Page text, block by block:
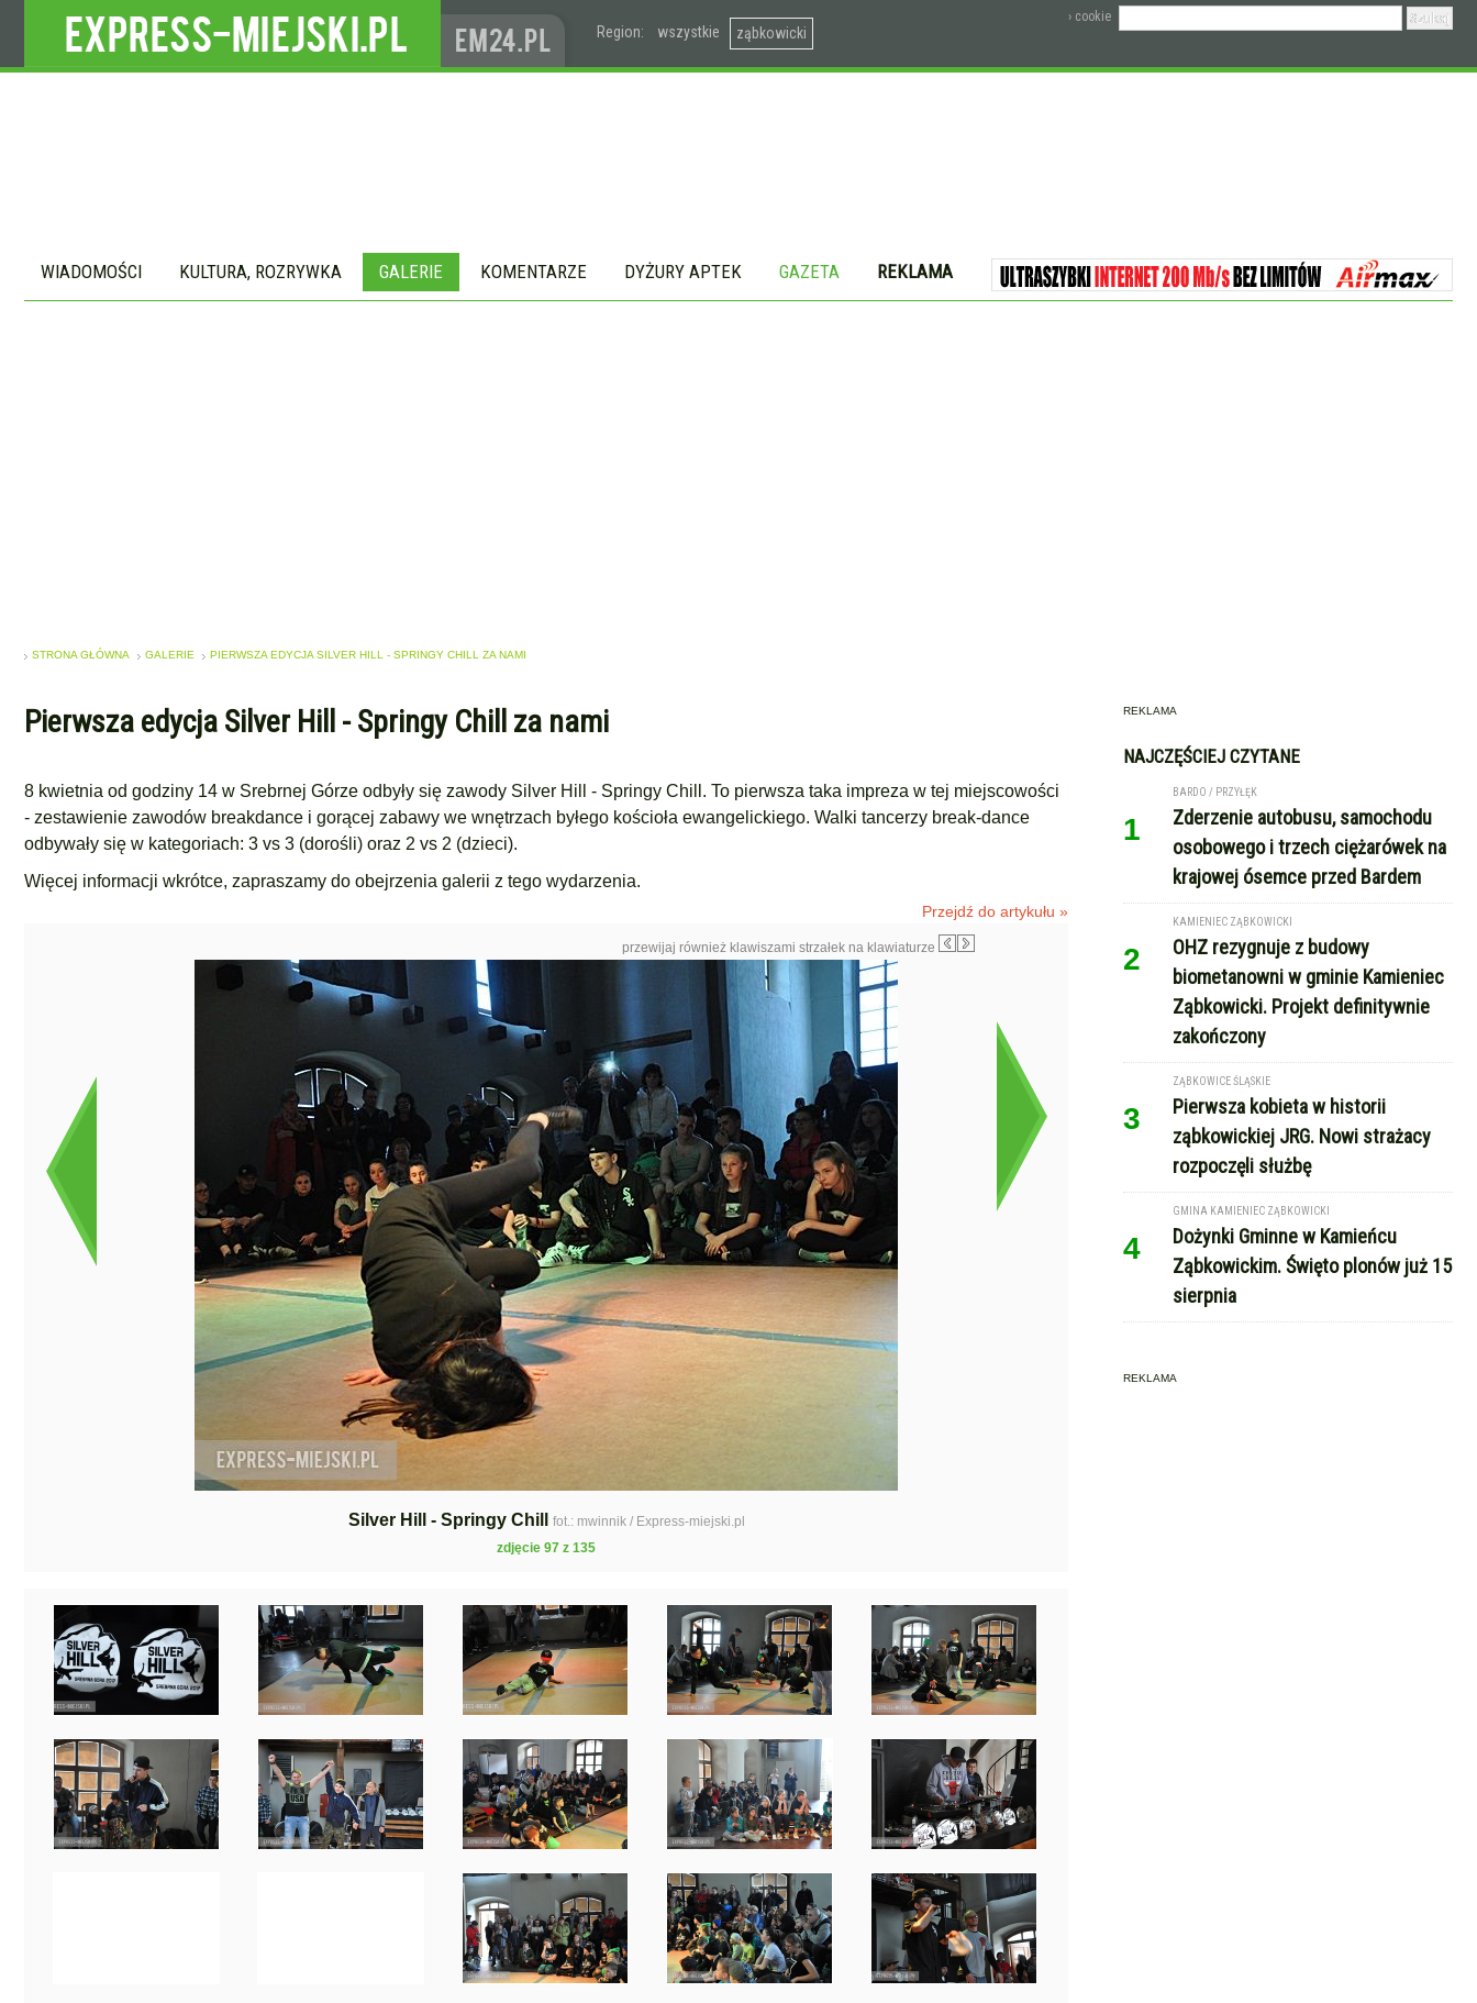
Region: wszystkie ząbkowicki
› cookie
WIADOMOŚCI KULTURA, ROZRYWKA GALERIE KOMENTARZE DYŻURY APTEK GAZETA REKLAMA
STRONA GŁÓWNA GALERIE PIERWSZA EDYCJA SILVER HILL - SPRINGY CHILL ZA NAMI
Pierwsza edycja Silver Hill - Springy Chill za nami
8 kwietnia od godziny 14 w Srebrnej Górze odbyły się zawody Silver Hill - Springy Chill. To pierwsza taka impreza w tej miejscowości
- zestawienie zawodów breakdance i gorącej zabawy we wnętrzach byłego kościoła ewangelickiego. Walki tancerzy break-dance
odbywały się w kategoriach: 3 vs 3 (dorośli) oraz 2 vs 2 (dzieci).
Więcej informacji wkrótce, zapraszamy do obejrzenia galerii z tego wydarzenia.
Przejdź do artykułu »
przewijaj również klawiszami strzałek na klawiaturze
Silver Hill - Springy Chill
fot.: mwinnik / Express-miejski.pl
zdjęcie 97 z 135
REKLAMA
NAJCZĘŚCIEJ CZYTANE
1
BARDO / PRZYŁĘK
Zderzenie autobusu, samochodu
osobowego i trzech ciężarówek na
krajowej ósemce przed Bardem
2
KAMIENIEC ZĄBKOWICKI
OHZ rezygnuje z budowy
biometanowni w gminie Kamieniec
Ząbkowicki. Projekt definitywnie
zakończony
3
ZĄBKOWICE ŚLĄSKIE
Pierwsza kobieta w historii
ząbkowickiej JRG. Nowi strażacy
rozpoczęli służbę
4
GMINA KAMIENIEC ZĄBKOWICKI
Dożynki Gminne w Kamieńcu
Ząbkowickim. Święto plonów już 15
sierpnia
REKLAMA